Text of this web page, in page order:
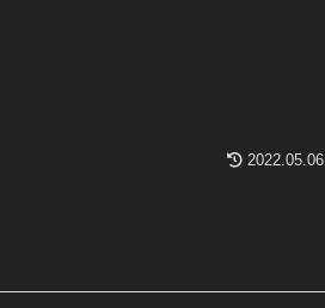
2022.05.06